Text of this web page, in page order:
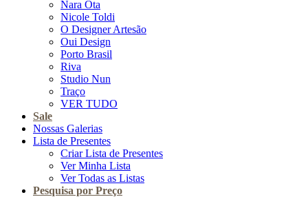
Nara Ota
Nicole Toldi
O Designer Artesão
Oui Design
Porto Brasil
Riva
Studio Nun
Traço
VER TUDO
Sale
Nossas Galerias
Lista de Presentes
Criar Lista de Presentes
Ver Minha Lista
Ver Todas as Listas
Pesquisa por Preço